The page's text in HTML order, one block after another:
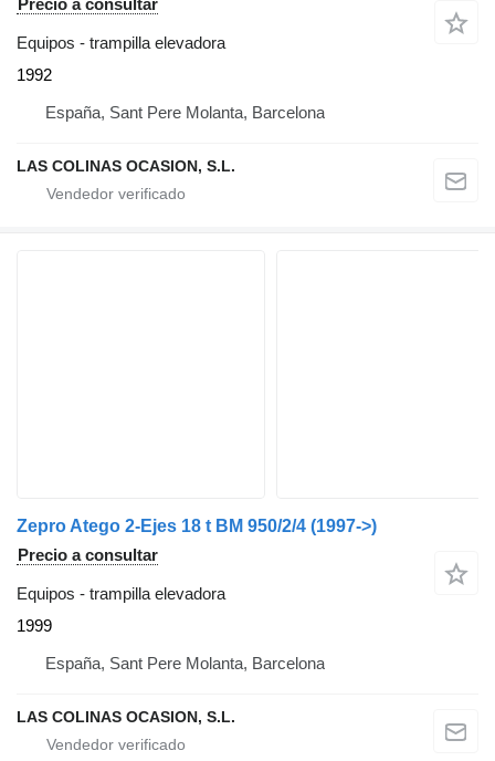
Precio a consultar
Equipos - trampilla elevadora
1992
España, Sant Pere Molanta, Barcelona
LAS COLINAS OCASION, S.L.
Zepro Atego 2-Ejes 18 t BM 950/2/4 (1997->)
Precio a consultar
Equipos - trampilla elevadora
1999
España, Sant Pere Molanta, Barcelona
LAS COLINAS OCASION, S.L.